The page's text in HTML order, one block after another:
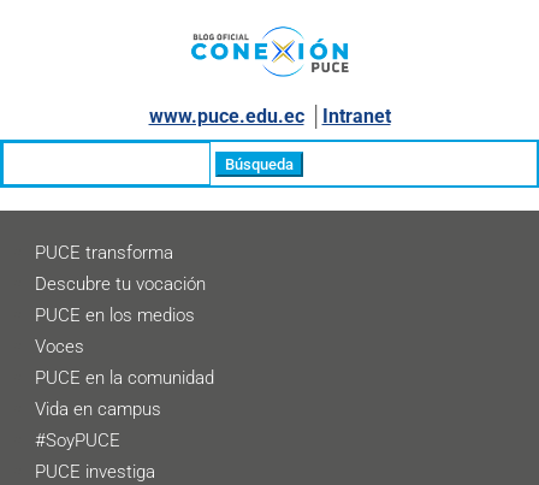
www.puce.edu.ec│ Intranet
PUCE transforma
Descubre tu vocación
PUCE en los medios
Voces
PUCE en la comunidad
Vida en campus
#SoyPUCE
PUCE investiga